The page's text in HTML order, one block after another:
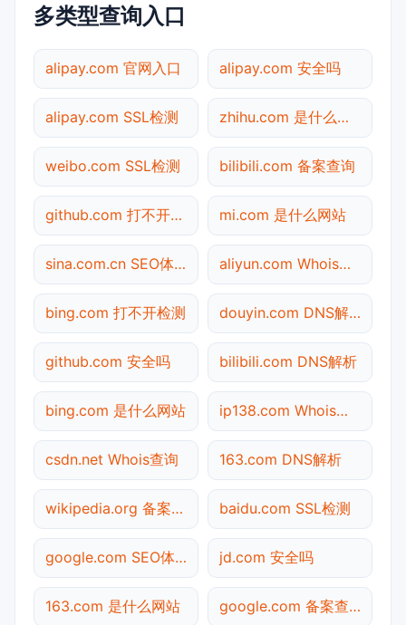
多类型查询入口
alipay.com 官网入口 alipay.com 安全吗
alipay.com SSL检测 zhihu.com 是什么网站
weibo.com SSL检测 bilibili.com 备案查询
github.com 打不开检测 mi.com 是什么网站
sina.com.cn SEO体检 aliyun.com Whois查询
bing.com 打不开检测 douyin.com DNS解析
github.com 安全吗 bilibili.com DNS解析
bing.com 是什么网站 ip138.com Whois查询
csdn.net Whois查询 163.com DNS解析
wikipedia.org 备案查询 baidu.com SSL检测
google.com SEO体检 jd.com 安全吗
163.com 是什么网站 google.com 备案查询